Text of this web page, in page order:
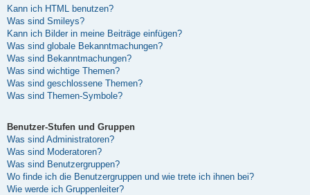
Kann ich HTML benutzen?
Was sind Smileys?
Kann ich Bilder in meine Beiträge einfügen?
Was sind globale Bekanntmachungen?
Was sind Bekanntmachungen?
Was sind wichtige Themen?
Was sind geschlossene Themen?
Was sind Themen-Symbole?
Benutzer-Stufen und Gruppen
Was sind Administratoren?
Was sind Moderatoren?
Was sind Benutzergruppen?
Wo finde ich die Benutzergruppen und wie trete ich ihnen bei?
Wie werde ich Gruppenleiter?